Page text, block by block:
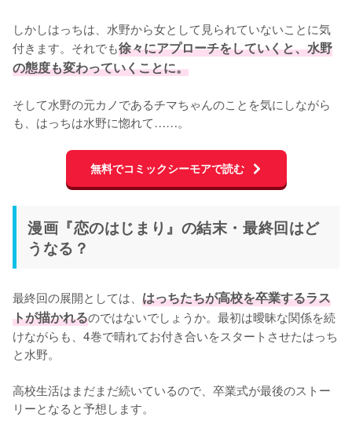
しかしはっちは、水野から女として見られていないことに気
付きます。それでも徐々にアプローチをしていくと、水野
の態度も変わっていくことに。
そして水野の元カノであるチマちゃんのことを気にしながら
も、はっちは水野に惚れて……。
無料でコミックシーモアで読む
漫画『恋のはじまり』の結末・最終回はど
うなる？
最終回の展開としては、 はっちたちが高校を卒業するラス
トが描かれるのではないでしょうか。最初は曖昧な関係を続
けながらも、4巻で晴れてお付き合いをスタートさせたはっち
と水野。
高校生活はまだまだ続いているので、卒業式が最後のストー
リーとなると予想します。